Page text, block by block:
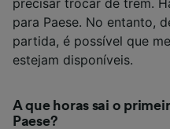
para Paese. No entanto,
partida, é possível que
estejam disponíveis.
A que horas sai o
Paese?